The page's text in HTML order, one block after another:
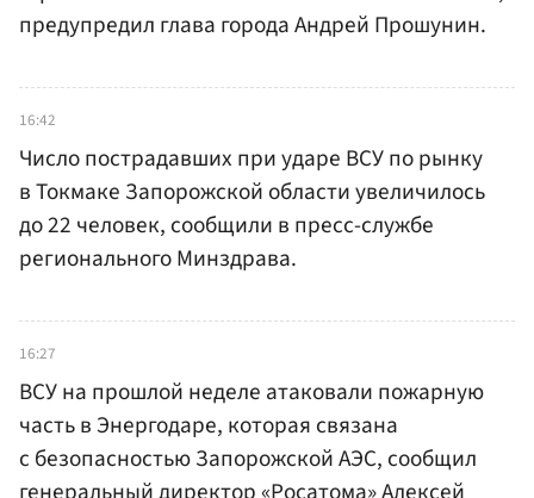
предупредил глава города Андрей Прошунин.
16:42
Число пострадавших при ударе ВСУ по рынку
в Токмаке Запорожской области увеличилось
до 22 человек, сообщили в пресс-службе
регионального Минздрава.
16:27
ВСУ на прошлой неделе атаковали пожарную
часть в Энергодаре, которая связана
с безопасностью Запорожской АЭС, сообщил